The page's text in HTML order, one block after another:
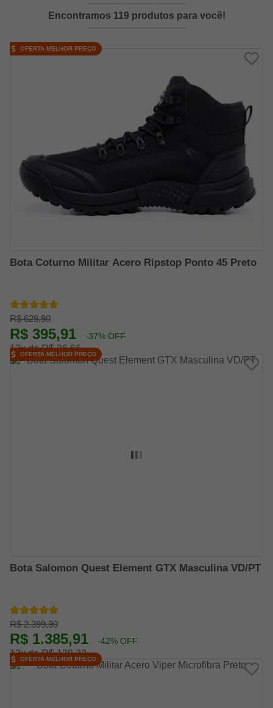
Encontramos 119 produtos para você!
Bota Coturno Militar Acero Ripstop Ponto 45 Preto
R$ 629,90
R$ 395,91 -37% OFF
12x de R$ 36,66
OFERTA MELHOR PREÇO
Bota Salomon Quest Element GTX Masculina VD/PT
R$ 2.399,90
R$ 1.385,91 -42% OFF
12x de R$ 128,33
OFERTA MELHOR PREÇO
OFERTA MELHOR PREÇO